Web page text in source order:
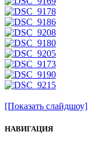
[Показать слайдшоу]
НАВИГАЦИЯ